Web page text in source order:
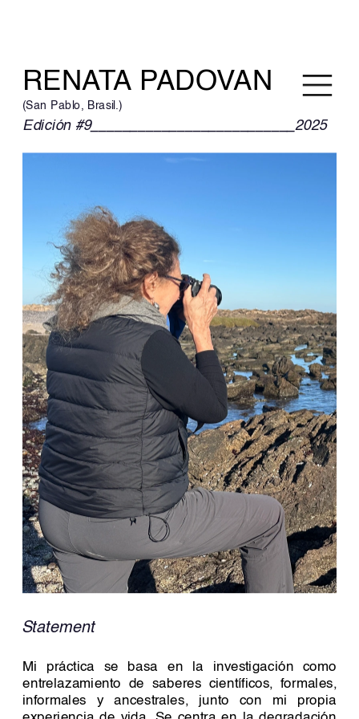
RENATA PADOVAN
(San Pablo, Brasil.)
Edición #9__________________________2025
Statement
Mi práctica se basa en la investigación como
entrelazamiento de saberes científicos, formales,
informales y ancestrales, junto con mi propia